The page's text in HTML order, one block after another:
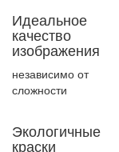
Идеальное
качество
изображения
независимо от
сложности
Экологичные
краски